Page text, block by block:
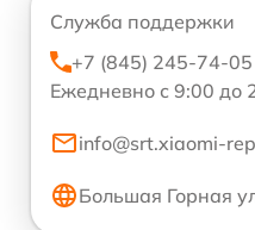
Служба поддержки
+7 (845) 245-74-05
Ежедневно с 9:00 до
info@srt.xiaomi-
Большая Горная